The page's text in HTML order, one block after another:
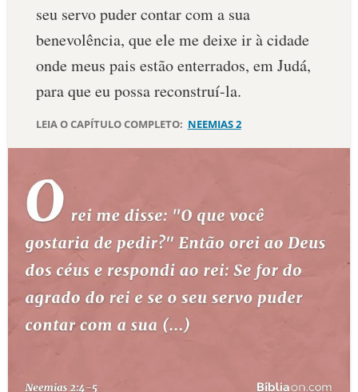
DEVOCIONAL DIÁRIO
10 MANDAMENTOS
ESTUDOS BÍBLICOS
ESBOÇOS DE PREGAÇÃO
PERGUNTE À BÍBLIA IA
TERMO BÍBLICO JOGOS
QUEM SOMOS
LOJA BÍBLIAON
seu servo puder contar com a sua
benevolência, que ele me deixe ir à cidade
onde meus pais estão enterrados, em Judá,
para que eu possa reconstruí-la.
LEIA O CAPÍTULO COMPLETO: NEEMIAS 2